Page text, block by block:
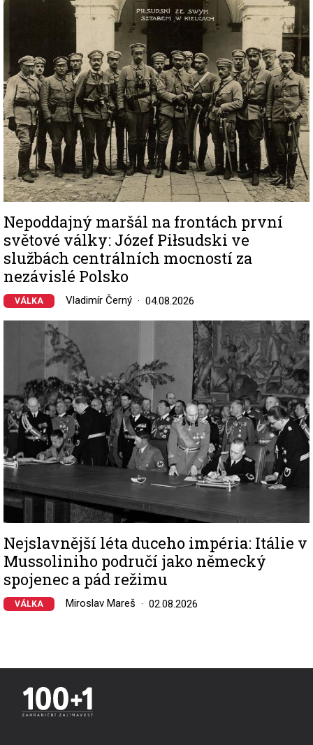
Image
Nepoddajný maršál na frontách první
světové války: Józef Piłsudski ve
službách centrálních mocností za
nezávislé Polsko
VÁLKA Vladimír Černý 04.08.2026
Nejslavnější léta duceho impéria: Itálie v
Mussoliniho područí jako německý
spojenec a pád režimu
VÁLKA Miroslav Mareš 02.08.2026